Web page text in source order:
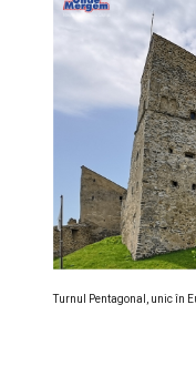
Turnul Pentagonal, unic în